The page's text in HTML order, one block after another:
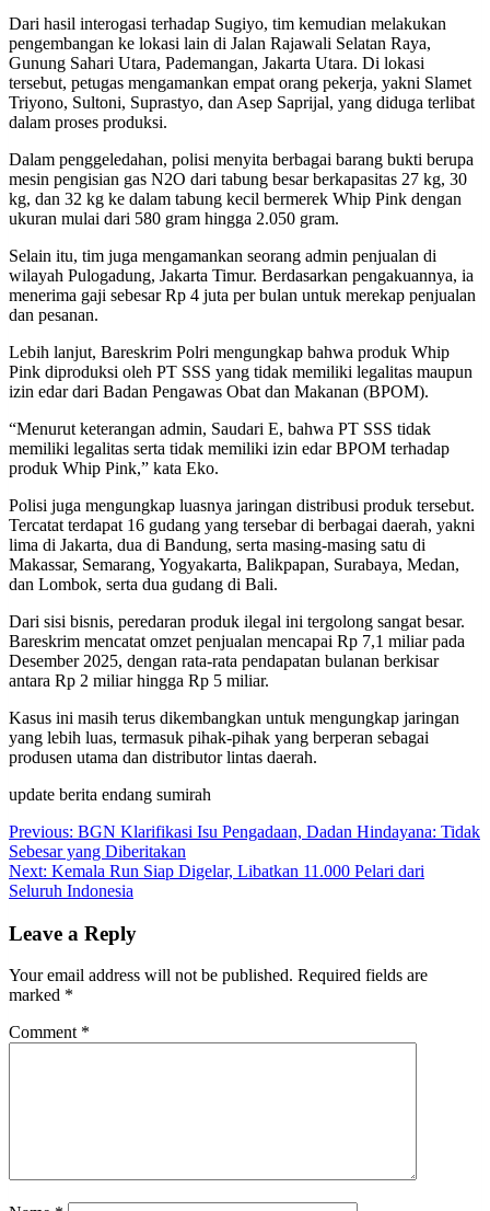
Dari hasil interogasi terhadap Sugiyo, tim kemudian melakukan
pengembangan ke lokasi lain di Jalan Rajawali Selatan Raya,
Gunung Sahari Utara, Pademangan, Jakarta Utara. Di lokasi
tersebut, petugas mengamankan empat orang pekerja, yakni Slamet
Triyono, Sultoni, Suprastyo, dan Asep Saprijal, yang diduga terlibat
dalam proses produksi.
Dalam penggeledahan, polisi menyita berbagai barang bukti berupa
mesin pengisian gas N2O dari tabung besar berkapasitas 27 kg, 30
kg, dan 32 kg ke dalam tabung kecil bermerek Whip Pink dengan
ukuran mulai dari 580 gram hingga 2.050 gram.
Selain itu, tim juga mengamankan seorang admin penjualan di
wilayah Pulogadung, Jakarta Timur. Berdasarkan pengakuannya, ia
menerima gaji sebesar Rp 4 juta per bulan untuk merekap penjualan
dan pesanan.
Lebih lanjut, Bareskrim Polri mengungkap bahwa produk Whip
Pink diproduksi oleh PT SSS yang tidak memiliki legalitas maupun
izin edar dari Badan Pengawas Obat dan Makanan (BPOM).
“Menurut keterangan admin, Saudari E, bahwa PT SSS tidak
memiliki legalitas serta tidak memiliki izin edar BPOM terhadap
produk Whip Pink,” kata Eko.
Polisi juga mengungkap luasnya jaringan distribusi produk tersebut.
Tercatat terdapat 16 gudang yang tersebar di berbagai daerah, yakni
lima di Jakarta, dua di Bandung, serta masing-masing satu di
Makassar, Semarang, Yogyakarta, Balikpapan, Surabaya, Medan,
dan Lombok, serta dua gudang di Bali.
Dari sisi bisnis, peredaran produk ilegal ini tergolong sangat besar.
Bareskrim mencatat omzet penjualan mencapai Rp 7,1 miliar pada
Desember 2025, dengan rata-rata pendapatan bulanan berkisar
antara Rp 2 miliar hingga Rp 5 miliar.
Kasus ini masih terus dikembangkan untuk mengungkap jaringan
yang lebih luas, termasuk pihak-pihak yang berperan sebagai
produsen utama dan distributor lintas daerah.
update berita endang sumirah
Post
navigation
Previous: BGN Klarifikasi Isu Pengadaan, Dadan Hindayana: Tidak
Sebesar yang Diberitakan
Next: Kemala Run Siap Digelar, Libatkan 11.000 Pelari dari
Seluruh Indonesia
Leave a Reply
Your email address will not be published. Required fields are
marked *
Comment *